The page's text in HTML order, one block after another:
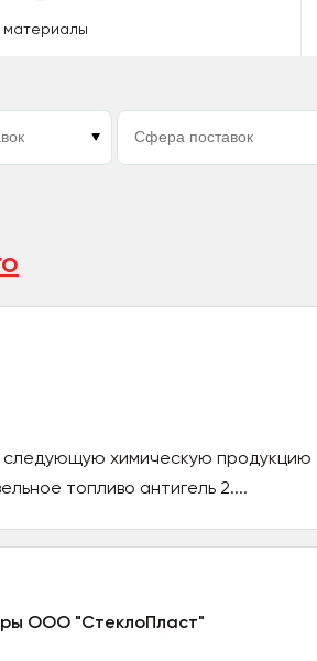
химическую продукцию
топливо антигель 2....
ООО "СтеклоПласт"